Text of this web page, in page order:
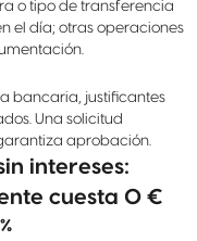
o tipo de transferencia
el día; otras operaciones
bancaria, justificantes
Una solicitud
aprobación.
intereses:
cuesta 0 €